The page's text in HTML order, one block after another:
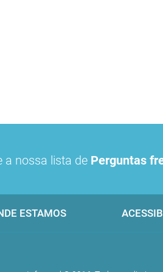
a nossa lista de Perguntas
ESTAMOS